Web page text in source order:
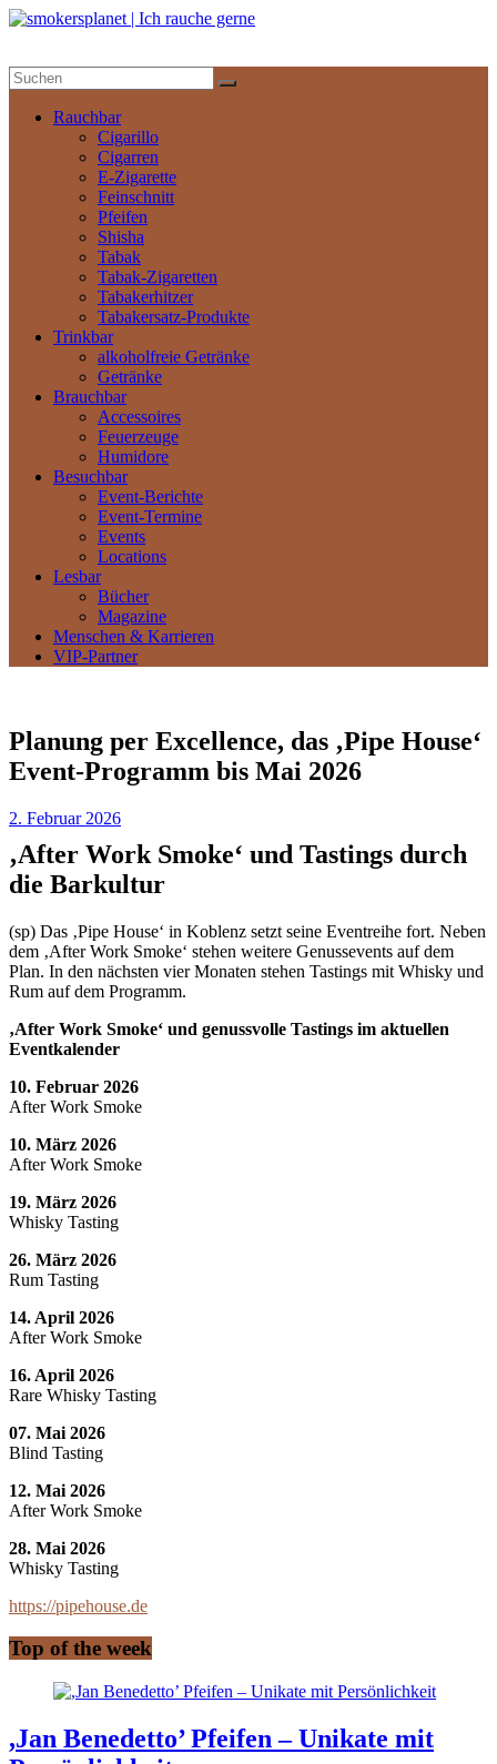
Zum
|
rauche
Nachrichtenportal
Rauchbar
Cigarillo
Cigarren
E-Zigarette
Feinschnitt
Pfeifen
Shisha
Tabak
Tabak-Zigaretten
Tabakerhitzer
Tabakersatz-Produkte
Trinkbar
alkoholfreie Getränke
Getränke
Brauchbar
Accessoires
Feuerzeuge
Humidore
Besuchbar
Event-Berichte
Event-Termine
Events
Locations
Lesbar
Bücher
Magazine
Menschen & Karrieren
VIP-Partner
Planung per Excellence, das ‚Pipe House‘
Event-Programm bis Mai 2026
2. Februar 2026
‚After Work Smoke‘ und Tastings durch
die Barkultur
(sp) Das ‚Pipe House‘ in Koblenz setzt seine Eventreihe fort. Neben
dem ‚After Work Smoke‘ stehen weitere Genussevents auf dem
Plan. In den nächsten vier Monaten stehen Tastings mit Whisky und
Rum auf dem Programm.
‚After Work Smoke‘ und genussvolle Tastings im aktuellen
Eventkalender
10. Februar 2026
After Work Smoke
10. März 2026
After Work Smoke
19. März 2026
Whisky Tasting
26. März 2026
Rum Tasting
14. April 2026
After Work Smoke
16. April 2026
Rare Whisky Tasting
07. Mai 2026
Blind Tasting
12. Mai 2026
After Work Smoke
28. Mai 2026
Whisky Tasting
https://pipehouse.de
Top of the week
,Jan Benedetto’ Pfeifen – Unikate mit